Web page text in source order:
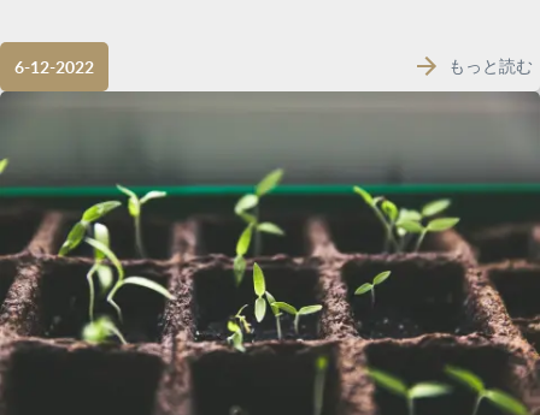
6-12-2022 もっと読む